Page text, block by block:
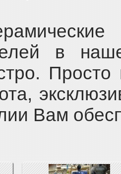
в
Вам